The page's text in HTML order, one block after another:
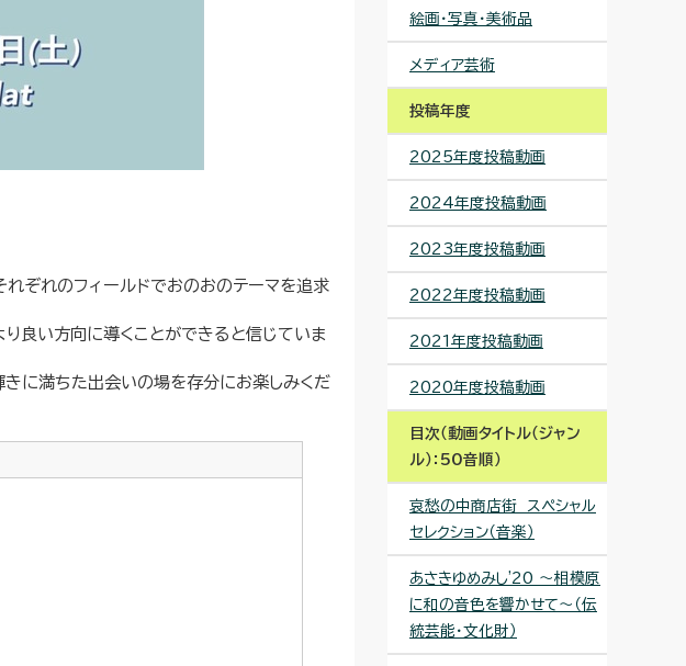
れぞれのフィールドでおのおのテーマを追求
良い方向に導くことができると信じていま
きに満ちた出会いの場を存分にお楽しみくだ
絵画・写真・美術品
メディア芸術
投稿年度
2025年度投稿動画
2024年度投稿動画
2023年度投稿動画
2022年度投稿動画
2021年度投稿動画
2020年度投稿動画
目次（動画タイトル（ジャン
ル）：50音順）
哀愁の中商店街 スペシャル
セレクション（音楽）
あさきゆめみし'20 ～相模原
に和の音色を響かせて～（伝
統芸能・文化財）